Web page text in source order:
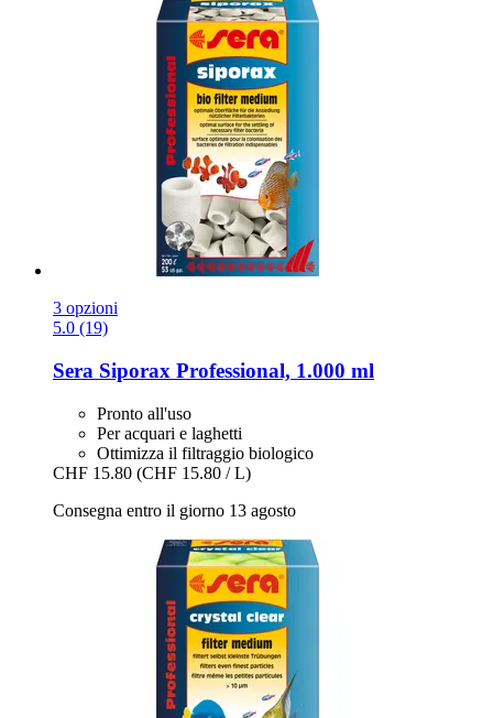
3 opzioni
5.0 (19)
Sera Siporax Professional, 1.000 ml
Pronto all'uso
Per acquari e laghetti
Ottimizza il filtraggio biologico
CHF 15.80 (CHF 15.80 / L)
Consegna entro il giorno 13 agosto